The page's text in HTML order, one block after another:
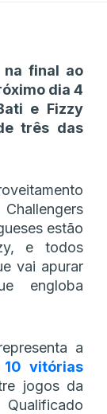
na final ao
dia 4
e Fizzy
três das
estão
e todos
vai apurar
engloba
a
vitórias
jogos da